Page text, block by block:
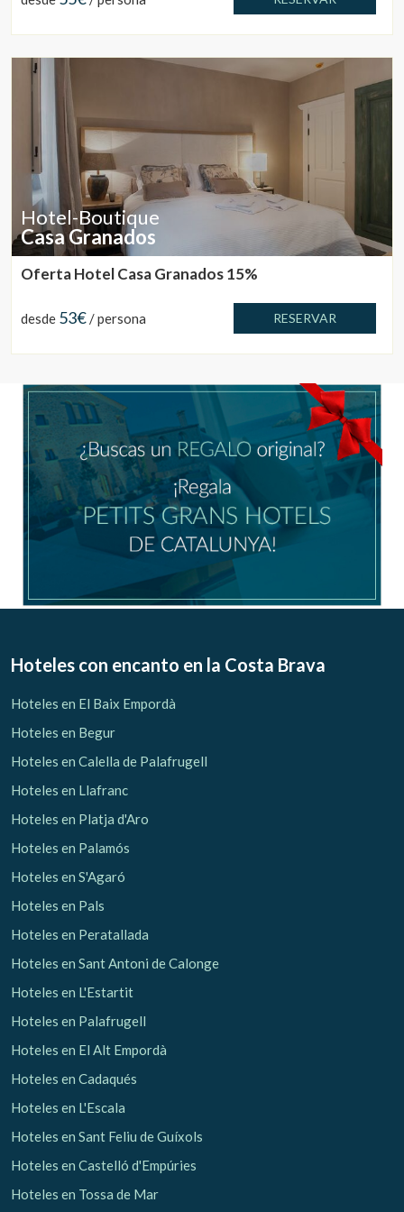
Hotel-Boutique
Casa Granados
Oferta Hotel Casa Granados 15%
desde 53€/ persona RESERVAR
Hoteles con encanto en la Costa Brava
Hoteles en El Baix Empordà
Hoteles en Begur
Hoteles en Calella de Palafrugell
Hoteles en Llafranc
Hoteles en Platja d'Aro
Hoteles en Palamós
Hoteles en S'Agaró
Hoteles en Pals
Hoteles en Peratallada
Hoteles en Sant Antoni de Calonge
Hoteles en L'Estartit
Hoteles en Palafrugell
Hoteles en El Alt Empordà
Hoteles en Cadaqués
Hoteles en L'Escala
Hoteles en Sant Feliu de Guíxols
Hoteles en Castelló d'Empúries
Hoteles en Tossa de Mar
Estas cookies son utilizadas para almacenar información
sobre las preferencias y elecciones personales del usuario
a través de la observación continuada de sus hábitos de
navegación. Gracias a ellas, podemos conocer los hábitos
de navegación en el sitio web y mostrar publicidad
relacionada con el perfil de navegación del usuario.